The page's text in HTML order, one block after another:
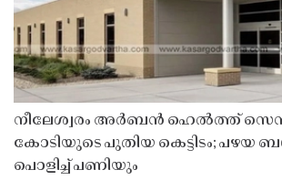
നീലേശ്വരം അർബൻ ഹെൽത്ത്
കോടിയുടെ പുതിയ കെട്ടിടം;
പൊളിച്ച് പണിയും